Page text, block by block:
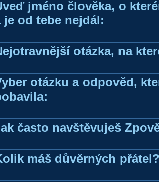
jméno člověka, o
je od tebe nejdál:
otázka, na
otázku a odpověd,
často navštěvuješ
máš důvěrných